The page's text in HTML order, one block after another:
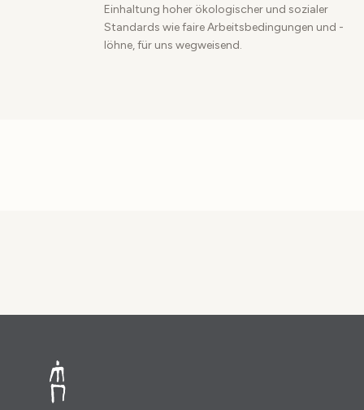
Einhaltung hoher ökologischer und sozialer
Standards wie faire Arbeitsbedingungen und -
löhne, für uns wegweisend.